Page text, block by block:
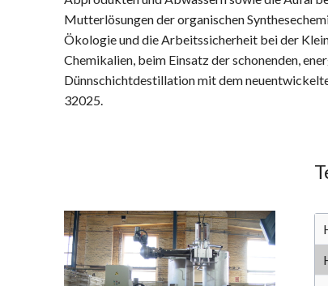
Mutterlösungen der organischen
Ökologie und die Arbeitssicherheit bei der
Chemikalien, beim Einsatz der schonenden,
Dünnschichtdestillation mit dem
32025.